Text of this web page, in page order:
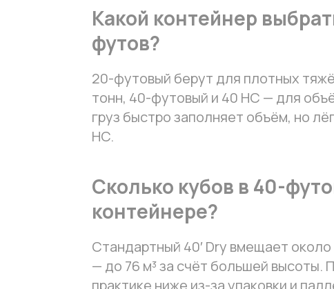
Какой контейнер
футов?
20-футовый берут для плотных
тонн, 40-футовый и 40 HC — для
груз быстро заполняет объём, но
HC.
Сколько кубов в 40-
контейнере?
Стандартный 40′ Dry вмещает около
— до 76 м³ за счёт большей высоты.
практике ниже из-за упаковки и